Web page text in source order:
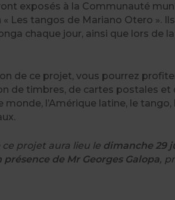
exposés à la Communauté
« Les tangos de Mariano Otero ».
chaque jour, ainsi que lors de
de ce projet, vous pourrez
de timbres, de cartes postales
monde, l’Amérique latine, le
projet aura lieu le dimanche 29
présence de Mr Georges Galopa,